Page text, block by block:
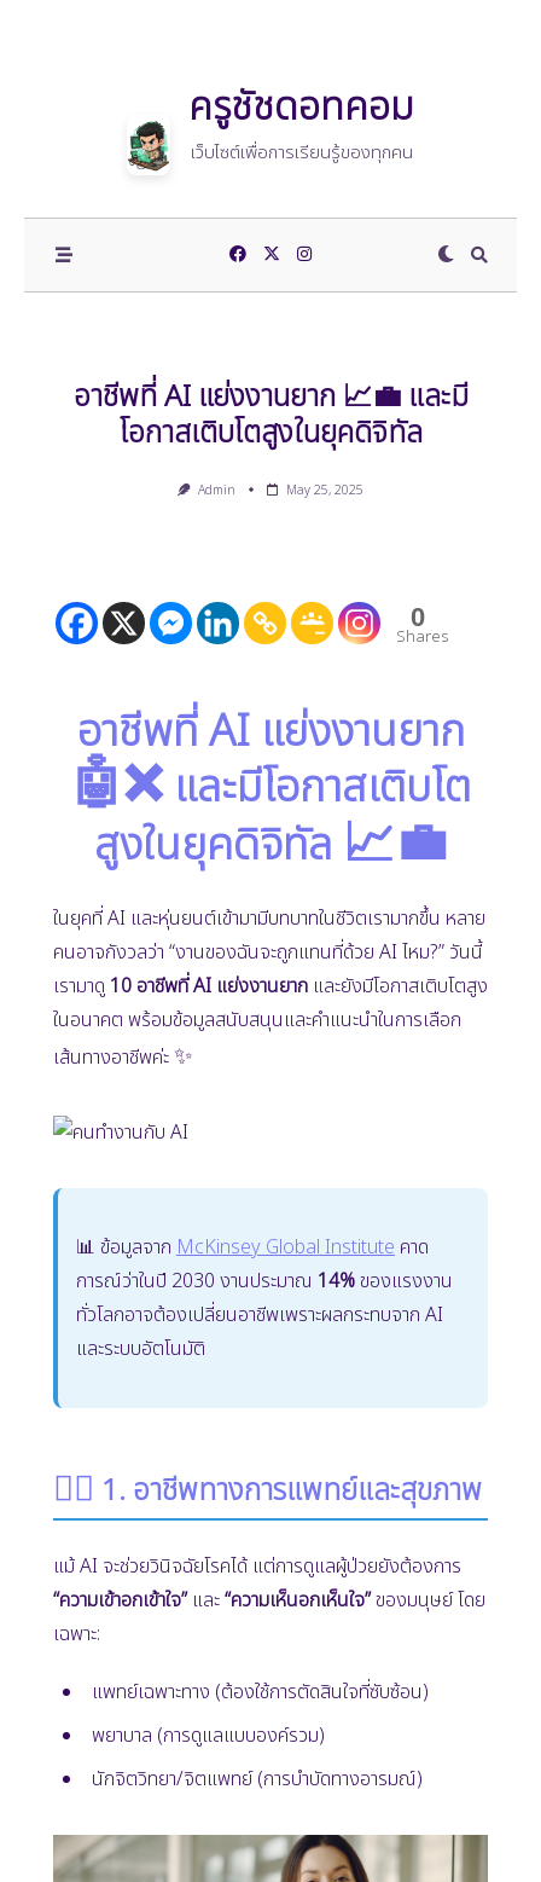
ครูชัชดอทคอม
เว็บไซต์เพื่อการเรียนรู้ของทุกคน
อาชีพที่ AI แย่งงานยาก 📈💼 และมี
โอกาสเติบโตสูงในยุคดิจิทัล
Admin May 25, 2025
0
Shares
อาชีพที่ AI แย่งงานยาก
🤖❌และมีโอกาสเติบโต
สูงในยุคดิจิทัล 📈💼
ในยุคที่ AI และหุ่นยนต์เข้ามามีบทบาทในชีวิตเรามากขึ้น หลาย
คนอาจกังวลว่า “งานของฉันจะถูกแทนที่ด้วย AI ไหม?” วันนี้
เรามาดู 10 อาชีพที่ AI แย่งงานยาก และยังมีโอกาสเติบโตสูง
ในอนาคต พร้อมข้อมูลสนับสนุนและคำแนะนำในการเลือก
เส้นทางอาชีพค่ะ ✨
📊 ข้อมูลจาก McKinsey Global Institute คาด
การณ์ว่าในปี 2030 งานประมาณ 14%ของแรงงาน
ทั่วโลกอาจต้องเปลี่ยนอาชีพเพราะผลกระทบจาก AI
และระบบอัตโนมัติ
👩‍⚕️ 1. อาชีพทางการแพทย์และสุขภาพ
แม้ AI จะช่วยวินิจฉัยโรคได้ แต่การดูแลผู้ป่วยยังต้องการ
“ความเข้าอกเข้าใจ”และ“ความเห็นอกเห็นใจ”ของมนุษย์ โดย
เฉพาะ:
แพทย์เฉพาะทาง (ต้องใช้การตัดสินใจที่ซับซ้อน)
พยาบาล (การดูแลแบบองค์รวม)
นักจิตวิทยา/จิตแพทย์ (การบำบัดทางอารมณ์)